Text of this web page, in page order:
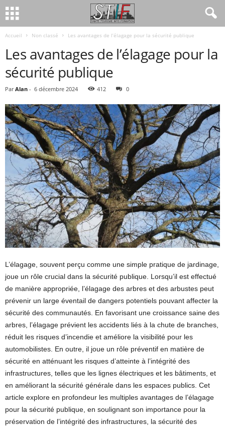
Accueil Non classé Les avantages de l’élagage pour la sécurité publique
Les avantages de l’élagage pour la
sécurité publique
Par Alan - 6 décembre 2024 412 0
L’élagage, souvent perçu comme une simple pratique de jardinage,
joue un rôle crucial dans la sécurité publique. Lorsqu’il est effectué
de manière appropriée, l’élagage des arbres et des arbustes peut
prévenir un large éventail de dangers potentiels pouvant affecter la
sécurité des communautés. En favorisant une croissance saine des
arbres, l’élagage prévient les accidents liés à la chute de branches,
réduit les risques d’incendie et améliore la visibilité pour les
automobilistes. En outre, il joue un rôle préventif en matière de
sécurité en atténuant les risques d’atteinte à l’intégrité des
infrastructures, telles que les lignes électriques et les bâtiments, et
en améliorant la sécurité générale dans les espaces publics. Cet
article explore en profondeur les multiples avantages de l’élagage
pour la sécurité publique, en soulignant son importance pour la
préservation de l’intégrité des infrastructures, la sécurité des